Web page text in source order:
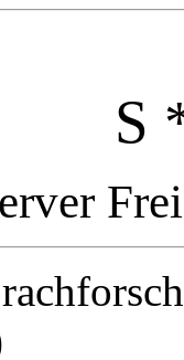
S